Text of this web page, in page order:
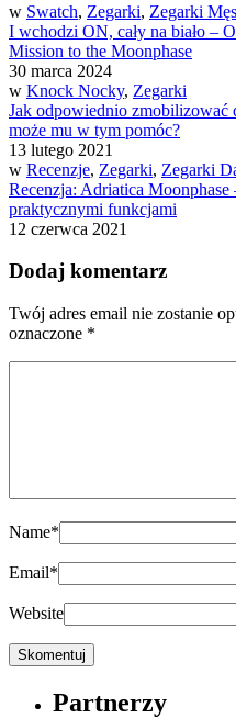
w Swatch, Zegarki, Zegarki
I wchodzi ON, cały na biało –
Mission to the Moonphase
30 marca 2024
w Knock Nocky, Zegarki
Jak odpowiednio zmobilizować
może mu w tym pomóc?
13 lutego 2021
w Recenzje, Zegarki, Zegarki
Recenzja: Adriatica
praktycznymi funkcjami
12 czerwca 2021
Dodaj komentarz
Twój adres email nie zostanie
oznaczone *
Name*
Email*
Website
Partnerzy